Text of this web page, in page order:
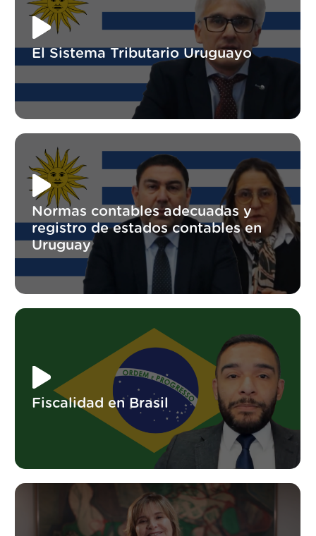
El Sistema Tributario Uruguayo
Normas contables adecuadas y
registro de estados contables en
Uruguay
Fiscalidad en Brasil